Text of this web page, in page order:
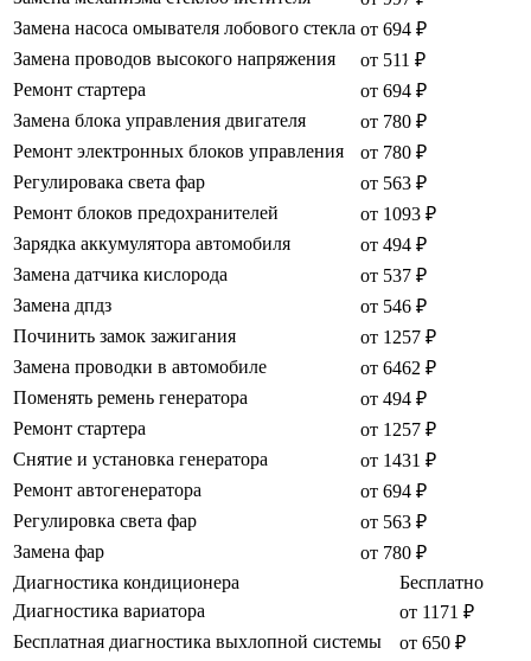
Замена насоса омывателя лобового стекла от 694 ₽
Замена проводов высокого напряжения
от 511 ₽
Ремонт стартера
от 694 ₽
Замена блока управления двигателя
от 780 ₽
Ремонт электронных блоков управления
от 780 ₽
Регулировака света фар
от 563 ₽
Ремонт блоков предохранителей
от 1093 ₽
Зарядка аккумулятора автомобиля
от 494 ₽
Замена датчика кислорода
от 537 ₽
Замена дпдз
от 546 ₽
Починить замок зажигания
от 1257 ₽
Замена проводки в автомобиле
от 6462 ₽
Поменять ремень генератора
от 494 ₽
Ремонт стартера
от 1257 ₽
Снятие и установка генератора
от 1431 ₽
Ремонт автогенератора
от 694 ₽
Регулировка света фар
от 563 ₽
Замена фар
от 780 ₽
Диагностика кондиционера
Бесплатно
Диагностика вариатора
от 1171 ₽
Бесплатная диагностика выхлопной системы
от 650 ₽